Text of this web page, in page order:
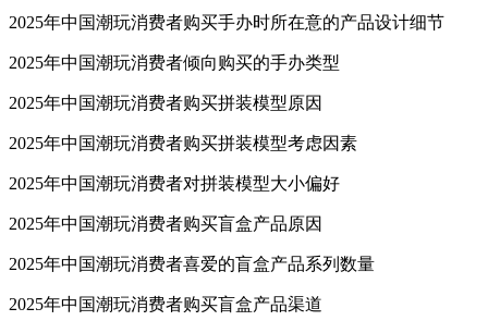
2025年中国潮玩消费者购买手办时所在意的产品设计细节
2025年中国潮玩消费者倾向购买的手办类型
2025年中国潮玩消费者购买拼装模型原因
2025年中国潮玩消费者购买拼装模型考虑因素
2025年中国潮玩消费者对拼装模型大小偏好
2025年中国潮玩消费者购买盲盒产品原因
2025年中国潮玩消费者喜爱的盲盒产品系列数量
2025年中国潮玩消费者购买盲盒产品渠道